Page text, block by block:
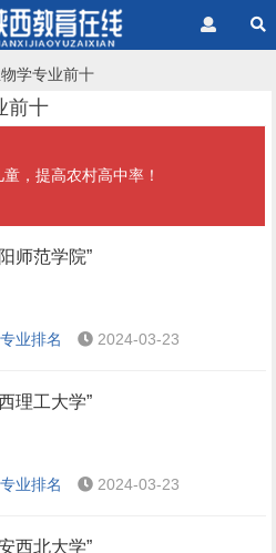
学专业前十
前十
，提高农村高中率！
师范学院”
专业排名 2024-03-23
理工大学”
专业排名 2024-03-23
西北大学”